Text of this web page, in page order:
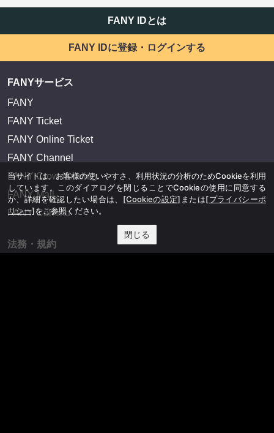
FANY IDとは
FANY IDに登録・ログインする
FANYサービス
FANY
FANY Ticket
FANY Online Ticket
FANY Channel
FANY Crowdfunding
FANY Mall
FANY Commu
法務・規約
当サイトは、お客様の使いやすさ、利用状況の分析のためCookieを利用
しています。このダイアログを閉じることでCookieの使用に同意する
か、詳細を確認したい場合は、 [Cookieの設定] または[プライバシーポ
リシー]をご参照ください。
閉じる